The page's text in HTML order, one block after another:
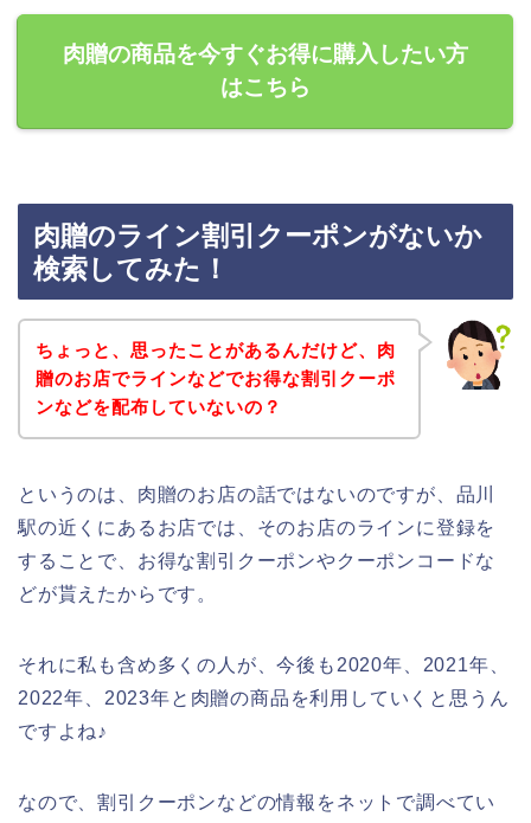
肉贈の商品を今すぐお得に購入したい方
はこちら
肉贈のライン割引クーポンがないか
検索してみた！
ちょっと、思ったことがあるんだけど、肉
贈のお店でラインなどでお得な割引クーポ
ンなどを配布していないの？
というのは、肉贈のお店の話ではないのですが、品川
駅の近くにあるお店では、そのお店のラインに登録を
することで、お得な割引クーポンやクーポンコードな
どが貰えたからです。
それに私も含め多くの人が、今後も2020年、2021年、
2022年、2023年と肉贈の商品を利用していくと思うん
ですよね♪
なので、割引クーポンなどの情報をネットで調べてい